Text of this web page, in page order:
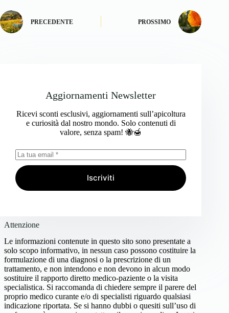
PRECEDENTE PROSSIMO
Aggiornamenti Newsletter
Ricevi sconti esclusivi, aggiornamenti sull’apicoltura
e curiosità dal nostro mondo. Solo contenuti di
valore, senza spam! 🐝🍯
Iscriviti
Attenzione
Le informazioni contenute in questo sito sono presentate a
solo scopo informativo, in nessun caso possono costituire la
formulazione di una diagnosi o la prescrizione di un
trattamento, e non intendono e non devono in alcun modo
sostituire il rapporto diretto medico-paziente o la visita
specialistica. Si raccomanda di chiedere sempre il parere del
proprio medico curante e/o di specialisti riguardo qualsiasi
indicazione riportata. Se si hanno dubbi o quesiti sull’uso di